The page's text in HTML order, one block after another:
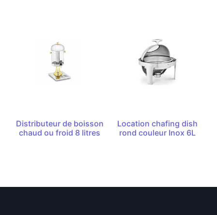
Distributeur de boisson
chaud ou froid 8 litres
Location chafing dish
rond couleur Inox 6L